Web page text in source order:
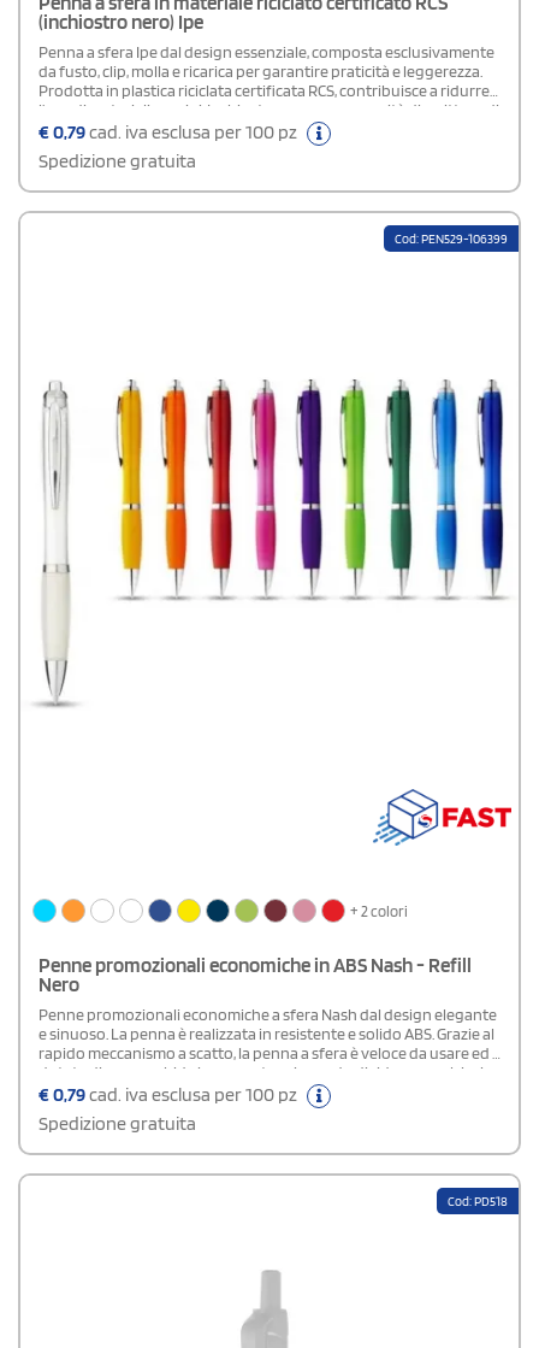
(inchiostro nero) Ipe
Penna a sfera Ipe dal design essenziale, composta esclusivamente
da fusto, clip, molla e ricarica per garantire praticità e leggerezza.
Prodotta in plastica riciclata certificata RCS, contribuisce a ridurre
l’uso di materiali vergini. Inchiostro nero con capacità di scrittura di
800 metri e pennino da 1,0 mm.
€0,79cad. iva esclusa per 100 pz
Spedizione gratuita
Cod: PEN529-106399
+ 2 colori
Penne promozionali economiche in ABS Nash - Refill
Nero
Penne promozionali economiche a sfera Nash dal design elegante
e sinuoso. La penna è realizzata in resistente e solido ABS. Grazie al
rapido meccanismo a scatto, la penna a sfera è veloce da usare ed è
dotata di una morbida impugnatura in grado di ridurre qualsiasi
tensione sulla superficie di scrittura. La penna a sfera Nash è
disponibile in diversi colori e offre molteplici possibilità di
applicazione del logoRefill: Nero
€0,79cad. iva esclusa per 100 pz
Spedizione gratuita
Cod: PD518